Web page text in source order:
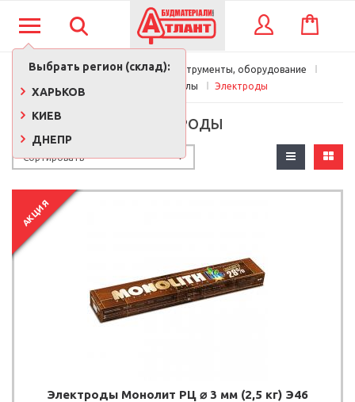
Выбрать регион (склад):
ХАРЬКОВ
КИЕВ
ДНЕПР
КОРЗИНА
Главная
Строительные инструменты, оборудование
Расходные материалы
Электроды
ЭЛЕКТРОДЫ
АКЦИЯ
Электроды Монолит РЦ ⌀ 3 мм (2,5 кг) Э46